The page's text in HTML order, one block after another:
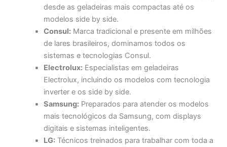
desde as geladeiras mais compactas até os
modelos side by side.
Consul: Marca tradicional e presente em milhões
de lares brasileiros, dominamos todos os
sistemas e tecnologias Consul.
Electrolux: Especialistas em geladeiras
Electrolux, incluindo os modelos com tecnologia
inverter e os side by side.
Samsung: Preparados para atender os modelos
mais tecnológicos da Samsung, com displays
digitais e sistemas inteligentes.
LG: Técnicos treinados para trabalhar com toda a